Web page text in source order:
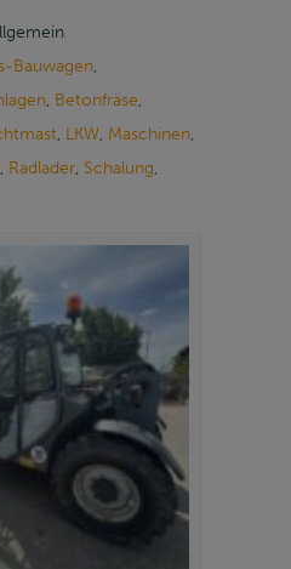
Bauwagen,
, Betonfräse,
, LKW, Maschinen,
, Radlader, Schalung,